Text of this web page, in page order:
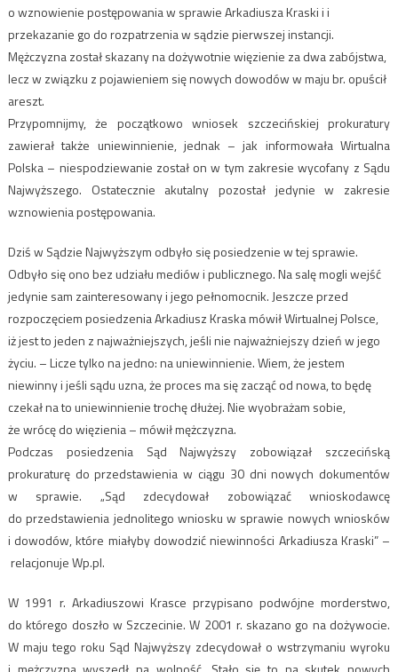
o wznowienie postępowania w sprawie Arkadiusza Kraski i i
przekazanie go do rozpatrzenia w sądzie pierwszej instancji.
Mężczyzna został skazany na dożywotnie więzienie za dwa zabójstwa,
lecz w związku z pojawieniem się nowych dowodów w maju br. opuścił
areszt.
Przypomnijmy, że początkowo wniosek szczecińskiej prokuratury
zawierał także uniewinnienie, jednak – jak informowała Wirtualna
Polska – niespodziewanie został on w tym zakresie wycofany z Sądu
Najwyższego. Ostatecznie akutalny pozostał jedynie w zakresie
wznowienia postępowania.
Dziś w Sądzie Najwyższym odbyło się posiedzenie w tej sprawie.
Odbyło się ono bez udziału mediów i publicznego. Na salę mogli wejść
jedynie sam zainteresowany i jego pełnomocnik. Jeszcze przed
rozpoczęciem posiedzenia Arkadiusz Kraska mówił Wirtualnej Polsce,
iż jest to jeden z najważniejszych, jeśli nie najważniejszy dzień w jego
życiu. – Licze tylko na jedno: na uniewinnienie. Wiem, że jestem
niewinny i jeśli sądu uzna, że proces ma się zacząć od nowa, to będę
czekał na to uniewinnienie trochę dłużej. Nie wyobrażam sobie,
że wrócę do więzienia – mówił mężczyzna.
Podczas posiedzenia Sąd Najwyższy zobowiązał szczecińską
prokuraturę do przedstawienia w ciągu 30 dni nowych dokumentów
w sprawie. „Sąd zdecydował zobowiązać wnioskodawcę
do przedstawienia jednolitego wniosku w sprawie nowych wniosków
i dowodów, które miałyby dowodzić niewinności Arkadiusza Kraski” –
relacjonuje Wp.pl.
W 1991 r. Arkadiuszowi Krasce przypisano podwójne morderstwo,
do którego doszło w Szczecinie. W 2001 r. skazano go na dożywocie.
W maju tego roku Sąd Najwyższy zdecydował o wstrzymaniu wyroku